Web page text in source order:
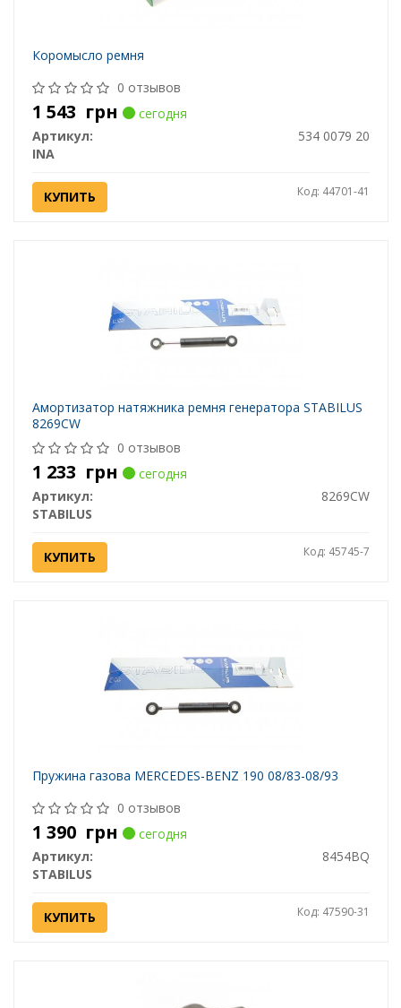
Коромысло ремня
0 отзывов
1 543 грн
сегодня
Артикул:
534 0079 20
INA
КУПИТЬ Код: 44701-41
Амортизатор натяжника ремня генератора STABILUS
8269CW
0 отзывов
1 233 грн
сегодня
Артикул:
8269CW
STABILUS
КУПИТЬ Код: 45745-7
Пружина газова MERCEDES-BENZ 190 08/83-08/93
0 отзывов
1 390 грн
сегодня
Артикул:
8454BQ
STABILUS
КУПИТЬ Код: 47590-31